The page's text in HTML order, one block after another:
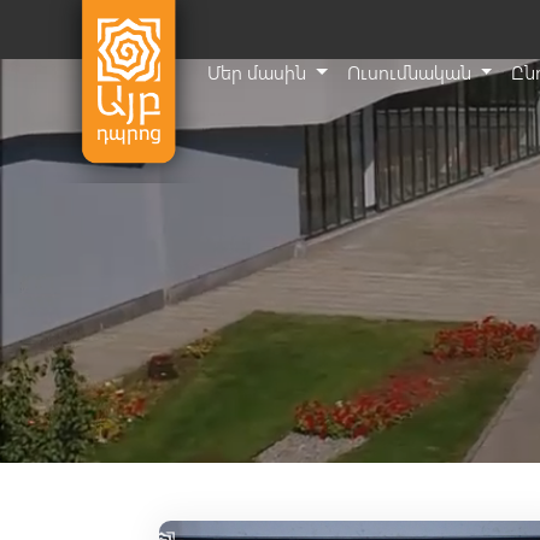
Մեր մասին Ուսումնական